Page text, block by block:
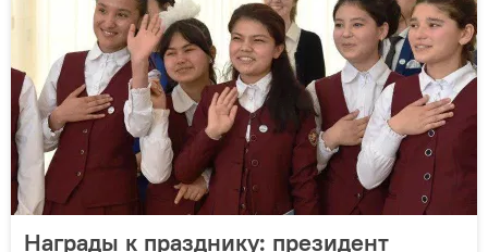
Награды к празднику: президент